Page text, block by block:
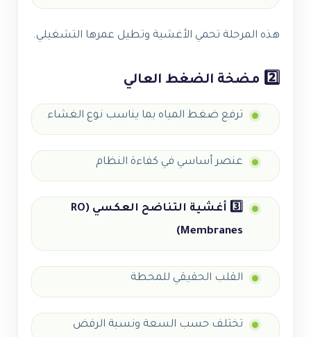
هذه المرحلة تحمي الأغشية وتطيل عمرها التشغيلي.
2️⃣ مضخة الضغط العالي
ترفع ضغط المياه بما يناسب نوع الغشاء
عنصر أساسي في كفاءة النظام
3️⃣ أغشية التناضح العكسي (RO
Membranes)
القلب الحقيقي للمحطة
تختلف حسب السعة ونسبة الرفض